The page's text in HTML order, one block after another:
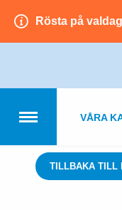
Rösta på
VÅRA
TILLBAKA TILL